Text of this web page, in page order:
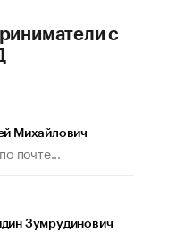
с
Михайлович
почте...
Зумрудинович